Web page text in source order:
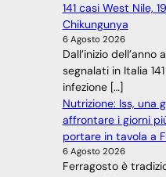
141 casi West Nile,
Chikungunya
6 Agosto 2026
Dall’inizio
segnalati in Italia
infezione […]
Nutrizione: Iss, una
affrontare i giorni
portare in tavola a
6 Agosto 2026
Ferragosto è